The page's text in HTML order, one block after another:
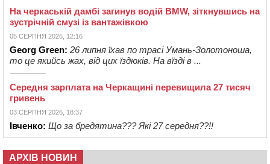
На черкаській дамбі загинув водій BMW, зіткнувшись на
зустрічній смузі із вантажівкою
05 СЕРПНЯ 2026, 12:16
Georg Green: 26 липня їхав по трасі Умань-Золотоноша,
то це якийсь жах, від цих їздюків. На вїзді в ...
Середня зарплата на Черкащині перевищила 27 тисяч
гривень
03 СЕРПНЯ 2026, 18:37
Івченко: Що за бредятина??? Які 27 середня??!!
АРХІВ НОВИН